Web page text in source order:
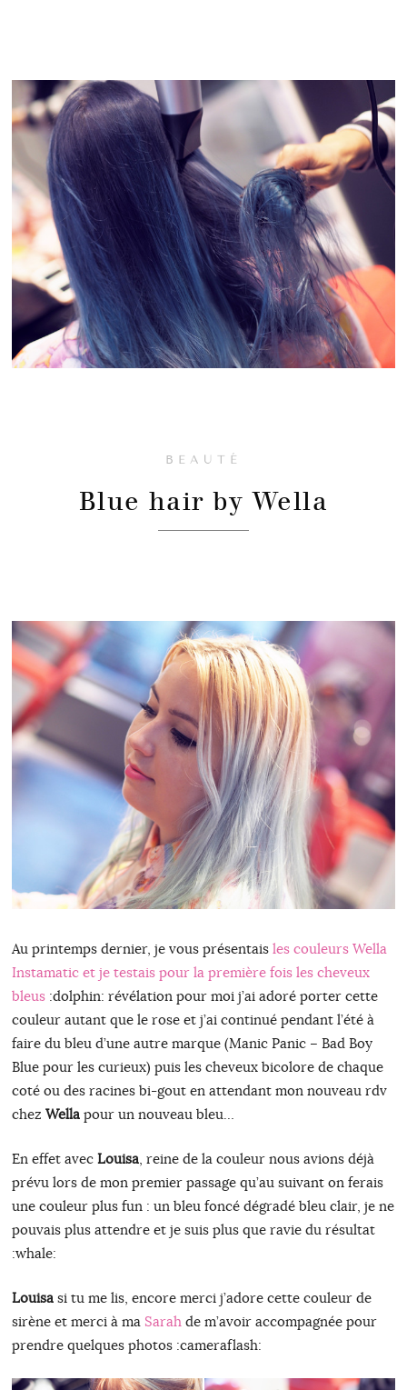
BEAUTÉ
Blue hair by Wella
Au printemps dernier, je vous présentais les couleurs Wella
Instamatic et je testais pour la première fois les cheveux
bleus:dolphin: révélation pour moi j’ai adoré porter cette
couleur autant que le rose et j’ai continué pendant l’été à
faire du bleu d’une autre marque (Manic Panic – Bad Boy
Blue pour les curieux) puis les cheveux bicolore de chaque
coté ou des racines bi-gout en attendant mon nouveau rdv
chez Wellapour un nouveau bleu…
En effet avec Louisa, reine de la couleur nous avions déjà
prévu lors de mon premier passage qu’au suivant on ferais
une couleur plus fun : un bleu foncé dégradé bleu clair, je ne
pouvais plus attendre et je suis plus que ravie du résultat
:whale:
Louisasi tu me lis, encore merci j’adore cette couleur de
sirène et merci à ma Sarahde m’avoir accompagnée pour
prendre quelques photos :cameraflash: